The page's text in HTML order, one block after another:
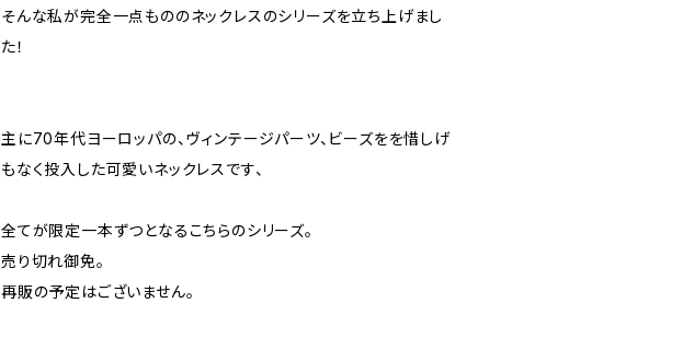
そんな私が完全一点もののネックレスのシリーズを立ち上げまし
た！
主に70年代ヨーロッパの、ヴィンテージパーツ、ビーズをを惜しげ
もなく投入した可愛いネックレスです、
全てが限定一本ずつとなるこちらのシリーズ。
売り切れ御免。
再販の予定はございません。